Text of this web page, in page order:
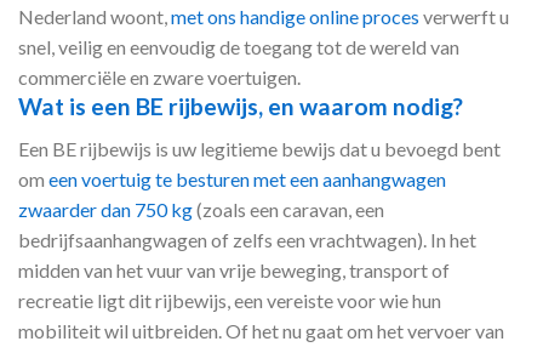
Nederland woont,met ons handige online proces verwerft u
snel, veilig en eenvoudig de toegang tot de wereld van
commerciële en zware voertuigen.
Wat is een BE rijbewijs, en waarom nodig?
Een BE rijbewijs is uw legitieme bewijs dat u bevoegd bent
om een voertuig te besturen met een aanhangwagen
zwaarder dan 750 kg(zoals een caravan, een
bedrijfsaanhangwagen of zelfs een vrachtwagen). In het
midden van het vuur van vrije beweging, transport of
recreatie ligt dit rijbewijs, een vereiste voor wie hun
mobiliteit wil uitbreiden. Of het nu gaat om het vervoer van